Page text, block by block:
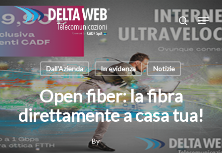
Skip
to
content
search
Menu
Dall'Azienda In evidenza Notizie
Open fiber: la fibra
direttamente a casa tua!
By
Close
Menu